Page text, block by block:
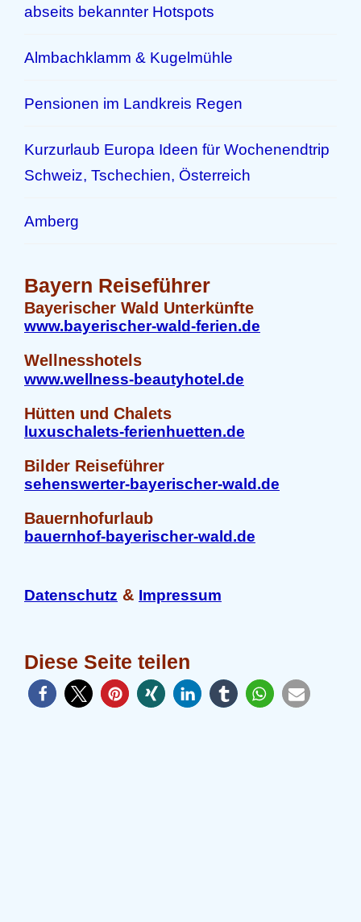
abseits bekannter Hotspots
Almbachklamm & Kugelmühle
Pensionen im Landkreis Regen
Kurzurlaub Europa Ideen für Wochenendtrip
Schweiz, Tschechien, Österreich
Amberg
Bayern Reiseführer
Bayerischer Wald Unterkünfte
www.bayerischer-wald-ferien.de
Wellnesshotels
www.wellness-beautyhotel.de
Hütten und Chalets
luxuschalets-ferienhuetten.de
Bilder Reiseführer
sehenswerter-bayerischer-wald.de
Bauernhofurlaub
bauernhof-bayerischer-wald.de
Datenschutz & Impressum
Diese Seite teilen